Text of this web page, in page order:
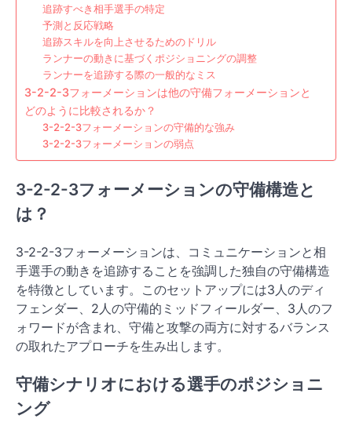
追跡すべき相手選手の特定
予測と反応戦略
追跡スキルを向上させるためのドリル
ランナーの動きに基づくポジショニングの調整
ランナーを追跡する際の一般的なミス
3-2-2-3フォーメーションは他の守備フォーメーションと
どのように比較されるか？
3-2-2-3フォーメーションの守備的な強み
3-2-2-3フォーメーションの弱点
3-2-2-3フォーメーションの守備構造と
は？
3-2-2-3フォーメーションは、コミュニケーションと相
手選手の動きを追跡することを強調した独自の守備構造
を特徴としています。このセットアップには3人のディ
フェンダー、2人の守備的ミッドフィールダー、3人のフ
ォワードが含まれ、守備と攻撃の両方に対するバランス
の取れたアプローチを生み出します。
守備シナリオにおける選手のポジショニ
ング